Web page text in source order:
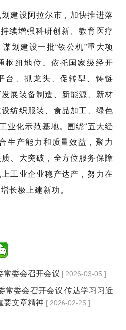
建设阿拉尔市，加快推进落
续增强科研创新、教育医疗
划建设一批“铁公机”重大项
枢纽地位。依托国家级经开
台、抓龙头、促转型、铸链
展装备制造、新能源、新材
纺织服装、食品加工、绿色
业化示范基地。围绕“五大经
生产能力和质量效益，聚力
、大突破，全方位服务保障
工业企业稳产达产，努力在
长极上建新功。
常委会召开会议 [ 2026-03-05 ]
常委会召开会议 传达学习习近
要文章精神 [ 2026-02-25 ]